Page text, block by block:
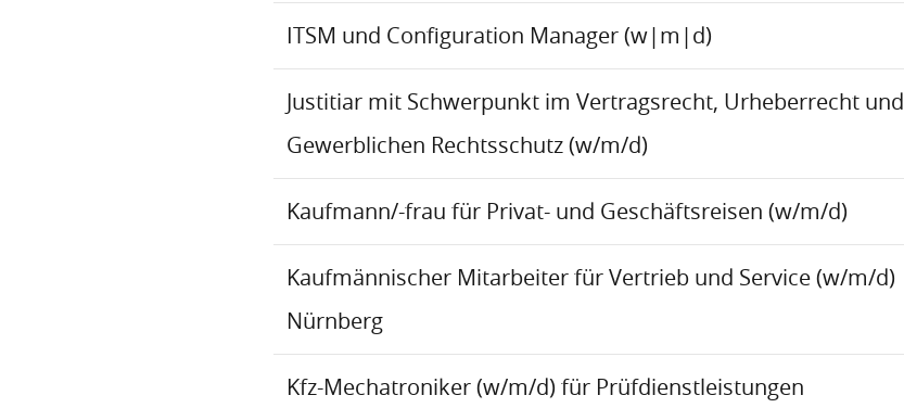
ITSM und Configuration Manager (w|m|d)
Justitiar mit Schwerpunkt im Vertragsrecht, Urheberrecht und
Gewerblichen Rechtsschutz (w/m/d)
Kaufmann/-frau für Privat- und Geschäftsreisen (w/m/d)
Kaufmännischer Mitarbeiter für Vertrieb und Service (w/m/d)
Nürnberg
Kfz-Mechatroniker (w/m/d) für Prüfdienstleistungen